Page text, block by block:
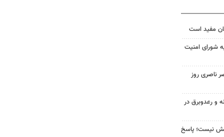
مفید است
شورای امنیت
ناصری روز
و رعدوبرق در
نیست؛ پاسخ